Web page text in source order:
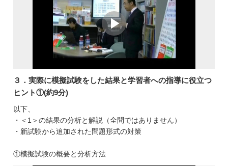
３．実際に模擬試験をした結果と学習者への指導に役立つ
ヒント①(約9分)
以下、
・＜1＞の結果の分析と解説（全問ではありません）
・新試験から追加された問題形式の対策
①模擬試験の概要と分析方法